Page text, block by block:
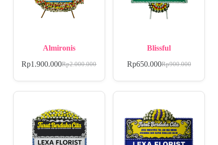
Almironis
Rp2.000.000
Rp1.900.000
Blissful
Rp900.000
Rp650.000